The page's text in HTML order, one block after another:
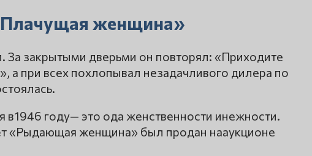
женщина»
За закрытыми дверьми он повторял: «Приходите
а при всех похлопывал незадачливого дилера по
году— это ода женственности инежности.
«Рыдающая женщина» был продан нааукционе